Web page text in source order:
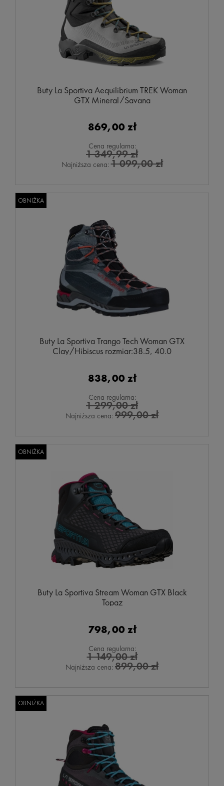
Buty La Sportiva Aequilibrium TREK Woman
GTX Mineral/Savana
869,00 zł
Cena regularna:
1 349,99 zł
Najniższa cena:1 099,00 zł
Buty La Sportiva Trango Tech Woman GTX
Clay/Hibiscus rozmiar:38.5, 40.0
838,00 zł
Cena regularna:
1 299,00 zł
Najniższa cena: 999,00 zł
OBNIŻKA
Buty La Sportiva Stream Woman GTX Black
Topaz
798,00 zł
Cena regularna:
1 149,00 zł
Najniższa cena: 899,00 zł
OBNIŻKA
OBNIŻKA